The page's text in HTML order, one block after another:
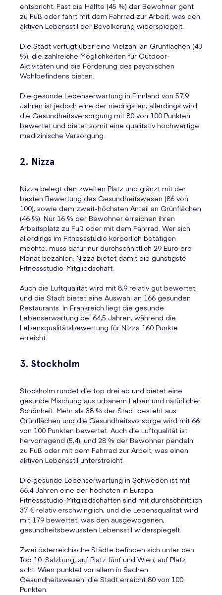
entspricht. Fast die Hälfte (45 %) der Bewohner geht
zu Fuß oder fährt mit dem Fahrrad zur Arbeit, was den
aktiven Lebensstil der Bevölkerung widerspiegelt.
Die Stadt verfügt über eine Vielzahl an Grünflächen (43
%), die zahlreiche Möglichkeiten für Outdoor-
Aktivitäten und die Förderung des psychischen
Wohlbefindens bieten.
Die gesunde Lebenserwartung in Finnland von 57,9
Jahren ist jedoch eine der niedrigsten, allerdings wird
die Gesundheitsversorgung mit 80 von 100 Punkten
bewertet und bietet somit eine qualitativ hochwertige
medizinische Versorgung.
2. Nizza
Nizza belegt den zweiten Platz und glänzt mit der
besten Bewertung des Gesundheitswesen (86 von
100), sowie dem zweit-höchsten Anteil an Grünflächen
(46 %). Nur 16 % der Bewohner erreichen ihren
Arbeitsplatz zu Fuß oder mit dem Fahrrad. Wer sich
allerdings im Fitnessstudio körperlich betätigen
möchte, muss dafür nur durchschnittlich 29 Euro pro
Monat bezahlen. Nizza bietet damit die günstigste
Fitnessstudio-Mitgliedschaft.
Auch die Luftqualität wird mit 8,9 relativ gut bewertet,
und die Stadt bietet eine Auswahl an 166 gesunden
Restaurants. In Frankreich liegt die gesunde
Lebenserwartung bei 64,5 Jahren, während die
Lebensqualitätsbewertung für Nizza 160 Punkte
erreicht.
3. Stockholm
Stockholm rundet die top drei ab und bietet eine
gesunde Mischung aus urbanem Leben und natürlicher
Schönheit. Mehr als 38 % der Stadt besteht aus
Grünflächen und die Gesundheitsvorsorge wird mit 66
von 100 Punkten bewertet. Auch die Luftqualität ist
hervorragend (5,4), und 28 % der Bewohner pendeln
zu Fuß oder mit dem Fahrrad zur Arbeit, was einen
aktiven Lebensstil unterstreicht.
Die gesunde Lebenserwartung in Schweden ist mit
66,4 Jahren eine der höchsten in Europa.
Fitnessstudio-Mitgliedschaften sind mit durchschnittlich
37 € relativ erschwinglich, und die Lebensqualität wird
mit 179 bewertet, was den ausgewogenen,
gesundheitsbewussten Lebensstil widerspiegelt.
Zwei österreichische Städte befinden sich unter den
Top 10: Salzburg, auf Platz fünf und Wien, auf Platz
acht. Wien punktet vor allem in Sachen
Gesundheitswesen: die Stadt erreicht 80 von 100
Punkten.